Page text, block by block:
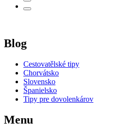
Blog
Cestovatělské tipy
Chorvátsko
Slovensko
Španielsko
Tipy pre dovolenkárov
Menu